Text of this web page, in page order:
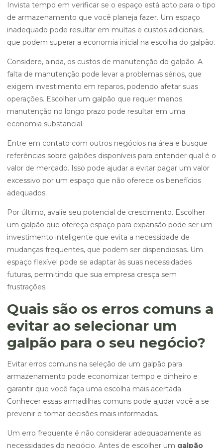
Invista tempo em verificar se o espaço está apto para o tipo
de armazenamento que você planeja fazer. Um espaço
inadequado pode resultar em multas e custos adicionais,
que podem superar a economia inicial na escolha do galpão.
Considere, ainda, os custos de manutenção do galpão. A
falta de manutenção pode levar a problemas sérios, que
exigem investimento em reparos, podendo afetar suas
operações. Escolher um galpão que requer menos
manutenção no longo prazo pode resultar em uma
economia substancial.
Entre em contato com outros negócios na área e busque
referências sobre galpões disponíveis para entender qual é o
valor de mercado. Isso pode ajudar a evitar pagar um valor
excessivo por um espaço que não oferece os benefícios
adequados.
Por último, avalie seu potencial de crescimento. Escolher
um galpão que ofereça espaço para expansão pode ser um
investimento inteligente que evita a necessidade de
mudanças frequentes, que podem ser dispendiosas. Um
espaço flexível pode se adaptar às suas necessidades
futuras, permitindo que sua empresa cresça sem
frustrações.
Quais são os erros comuns a
evitar ao selecionar um
galpão para o seu negócio?
Evitar erros comuns na seleção de um galpão para
armazenamento pode economizar tempo e dinheiro e
garantir que você faça uma escolha mais acertada.
Conhecer essas armadilhas comuns pode ajudar você a se
prevenir e tomar decisões mais informadas.
Um erro frequente é não considerar adequadamente as
necessidades do negócio. Antes de escolher um galpão